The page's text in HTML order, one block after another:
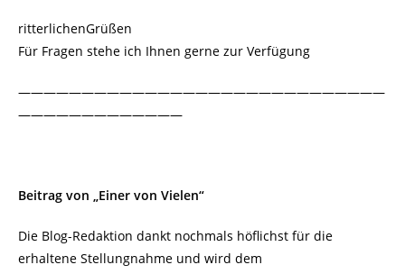
ritterlichenGrüßen
Für Fragen stehe ich Ihnen gerne zur Verfügung
—————————————————————————————
—————————————
Beitrag von „Einer von Vielen“
Die Blog-Redaktion dankt nochmals höflichst für die
erhaltene Stellungnahme und wird dem